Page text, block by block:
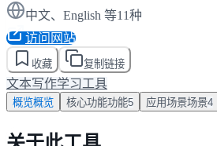
中文、English 等11种
访问网站
收藏 复制链接
文本写作学习工具
概览概览 核心功能功能5 应用场景场景4